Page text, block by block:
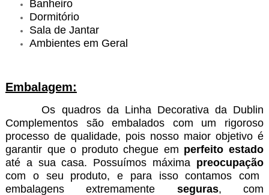
Banheiro
Dormitório
Sala de Jantar
Ambientes em Geral
Embalagem:
Os quadros da Linha Decorativa da Dublin
Complementos são embalados com um rigoroso
processo de qualidade, pois nosso maior objetivo é
garantir que o produto chegue em perfeito estado
até a sua casa. Possuímos máxima preocupação
com o seu produto, e para issocontamos com
embalagens extremamente seguras, com